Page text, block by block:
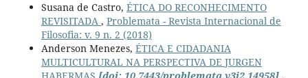
Susana de Castro, ÉTICA DO RECONHECIMENTO
REVISITADA , Problemata - Revista Internacional de
Filosofia: v. 9 n. 2 (2018)
Anderson Menezes, ÉTICA E CIDADANIA
MULTICULTURAL NA PERSPECTIVA DE JURGEN